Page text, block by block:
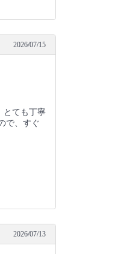
2026/07/15
とても丁寧
で、すぐ
2026/07/13